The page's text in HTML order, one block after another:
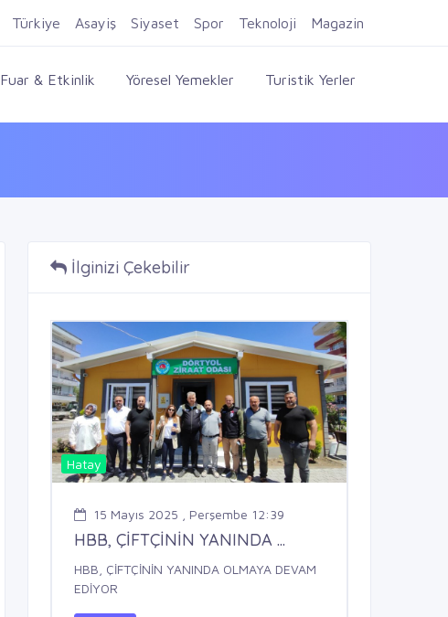
Firma Ekle Kayıt Ol Giriş Yap
Fuar & Etkinlik Yöresel Yemekler Turistik Yerler
Türkiye Asayiş Siyaset Spor Teknoloji Magazin
İlginizi Çekebilir
Hatay
15 Mayıs 2025 , Perşembe 12:39
HBB, ÇİFTÇİNİN YANINDA ...
HBB, ÇİFTÇİNİN YANINDA OLMAYA DEVAM
EDİYOR